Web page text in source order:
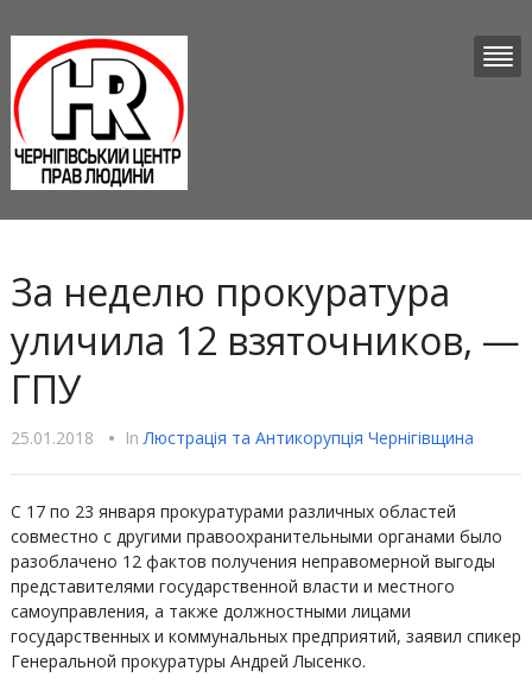
За неделю прокуратура
уличила 12 взяточников, —
ГПУ
25.01.2018 • InЛюстрацiя та Антикорупцiя Чернігівщина
С 17 по 23 января прокуратурами различных областей
совместно с другими правоохранительными органами было
разоблачено 12 фактов получения неправомерной выгоды
представителями государственной власти и местного
самоуправления, а также должностными лицами
государственных и коммунальных предприятий, заявил спикер
Генеральной прокуратуры Андрей Лысенко.